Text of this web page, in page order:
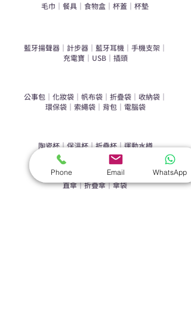
​毛巾 ｜ 餐具 ｜ 食物盒 ｜ 杯蓋 ｜ 杯墊
​藍牙揚聲器 ｜ 計步器 ｜ 藍牙耳機 ｜ 手機支架 ｜
充電寶 ｜ USB ｜ 插頭
公事包｜ 化妝袋｜ 帆布袋｜ 折疊袋｜ 收納袋｜
環保袋｜ 索繩袋｜ 背包｜ 電腦袋
陶瓷杯｜保溫杯｜折疊杯｜運動水樽
直傘｜折疊傘｜傘袋
Phone Email WhatsApp